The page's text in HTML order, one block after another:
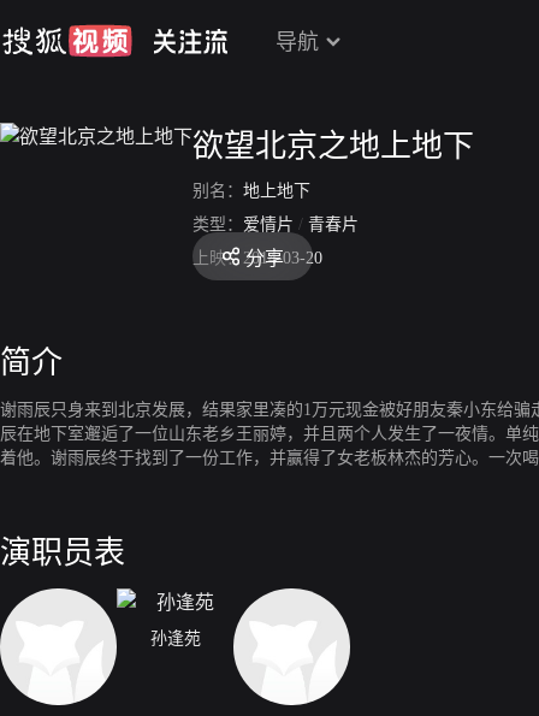
导航
欲望北京之地上地下
别名： 地上地下
类型： 爱情片 / 青春片
上映： 2014-03-20
分享
简介
谢雨辰只身来到北京发展，结果家里凑的1万元现金被好朋友秦小东给
辰在地下室邂逅了一位山东老乡王丽婷，并且两个人发生了一夜情。单
着他。谢雨辰终于找到了一份工作，并赢得了女老板林杰的芳心。一次
演职员表
孙逢苑